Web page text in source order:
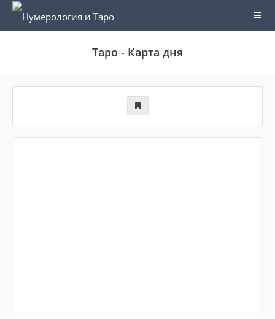
Таро - Карта дня